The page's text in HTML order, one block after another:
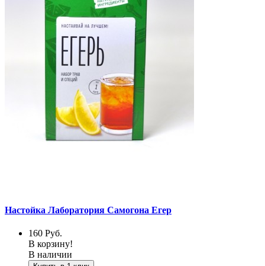
Настойка Лаборатория Самогона Егер
160 Руб.
В корзину!
В наличии